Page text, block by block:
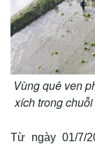
Vùng quê ven
xích trong
Từ ngày 01/7/